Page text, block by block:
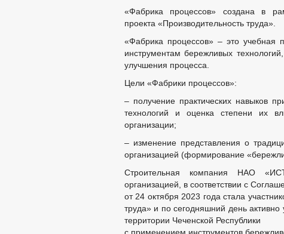
«Фабрика процессов» создана в
проекта «Производительность труда».
«Фабрика процессов» – это учебная
инструментам бережливых
улучшения процесса.
Цели «Фабрики процессов»:
– получение практических навыков
технологий и оценка степени их
организации;
– изменение представления о
организацией (формирование
Строительная компания НАО
организацией, в соответствии с
от 24 октября 2023 года стала
труда» и по сегодняшний день
территории Чеченской Республики